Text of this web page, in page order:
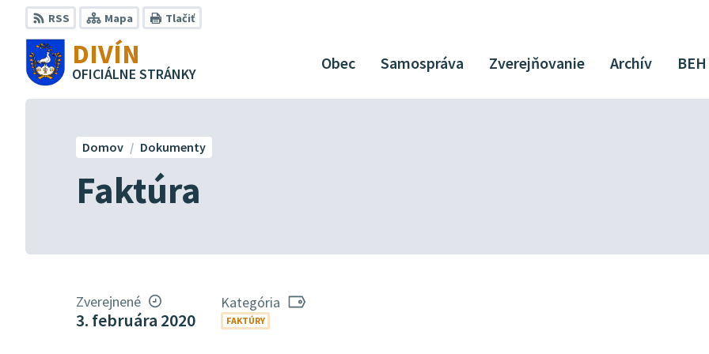
Preskočiť
na
obsah
RSS Mapa Tlačiť
DIVÍN
OFICIÁLNE STRÁNKY
Obec Samospráva Zverejňovanie Archív BEH
Faktúra
Domov Dokumenty
Zverejnené
3. februára 2020
Kategória
FAKTÚRY